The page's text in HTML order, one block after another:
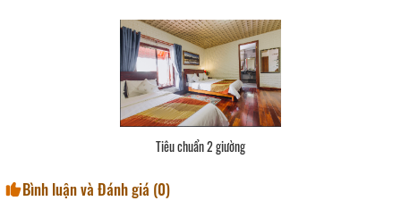
Tiêu chuẩn 2 giường
Bình luận và Đánh giá (0)